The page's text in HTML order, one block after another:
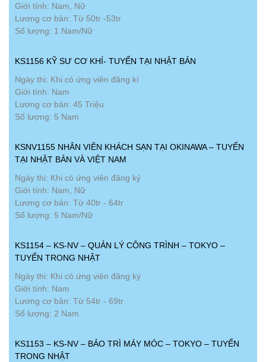
Giới tính: Nam, Nữ
Lương cơ bản: Từ 50tr -53tr
Số lượng: 1 Nam/Nữ
KS1156 KỸ SƯ CƠ KHÍ- TUYỂN TẠI NHẬT BẢN
Ngày thi: Khi có ứng viên đăng kí
Giới tính: Nam
Lương cơ bản: 45 Triệu
Số lượng: 5 Nam
KSNV1155 NHÂN VIÊN KHÁCH SẠN TẠI OKINAWA – TUYỂN
TẠI NHẬT BẢN VÀ VIỆT NAM
Ngày thi: Khi có ứng viên đăng ký
Giới tính: Nam, Nữ
Lương cơ bản: Từ 40tr - 64tr
Số lượng: 5 Nam/Nữ
KS1154 – KS-NV – QUẢN LÝ CÔNG TRÌNH – TOKYO –
TUYỂN TRONG NHẬT
Ngày thi: Khi có ứng viên đăng ký
Giới tính: Nam
Lương cơ bản: Từ 54tr - 69tr
Số lượng: 2 Nam
KS1153 – KS-NV – BẢO TRÌ MÁY MÓC – TOKYO – TUYỂN
TRONG NHẬT